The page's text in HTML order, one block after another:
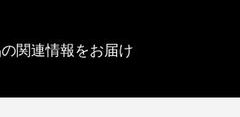
関連情報をお届け